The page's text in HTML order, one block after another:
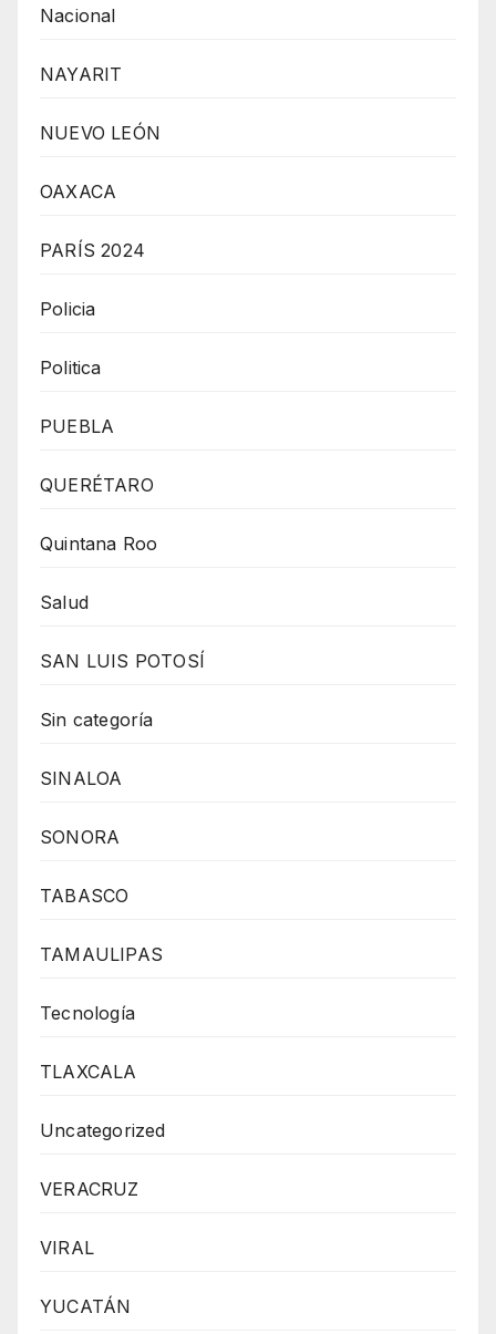
Nacional
NAYARIT
NUEVO LEÓN
OAXACA
PARÍS 2024
Policia
Politica
PUEBLA
QUERÉTARO
Quintana Roo
Salud
SAN LUIS POTOSÍ
Sin categoría
SINALOA
SONORA
TABASCO
TAMAULIPAS
Tecnología
TLAXCALA
Uncategorized
VERACRUZ
VIRAL
YUCATÁN